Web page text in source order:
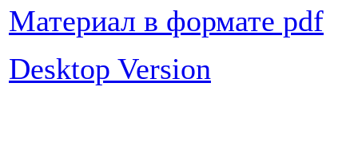
Материал в формате pdf
Desktop Version